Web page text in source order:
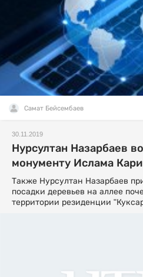
Самат Бейсембаев
30.11.2019
Нурсултан Назарбаев
монументу Ислама
Также Нурсултан Назарбаев
посадки деревьев на аллее
территории резиденции